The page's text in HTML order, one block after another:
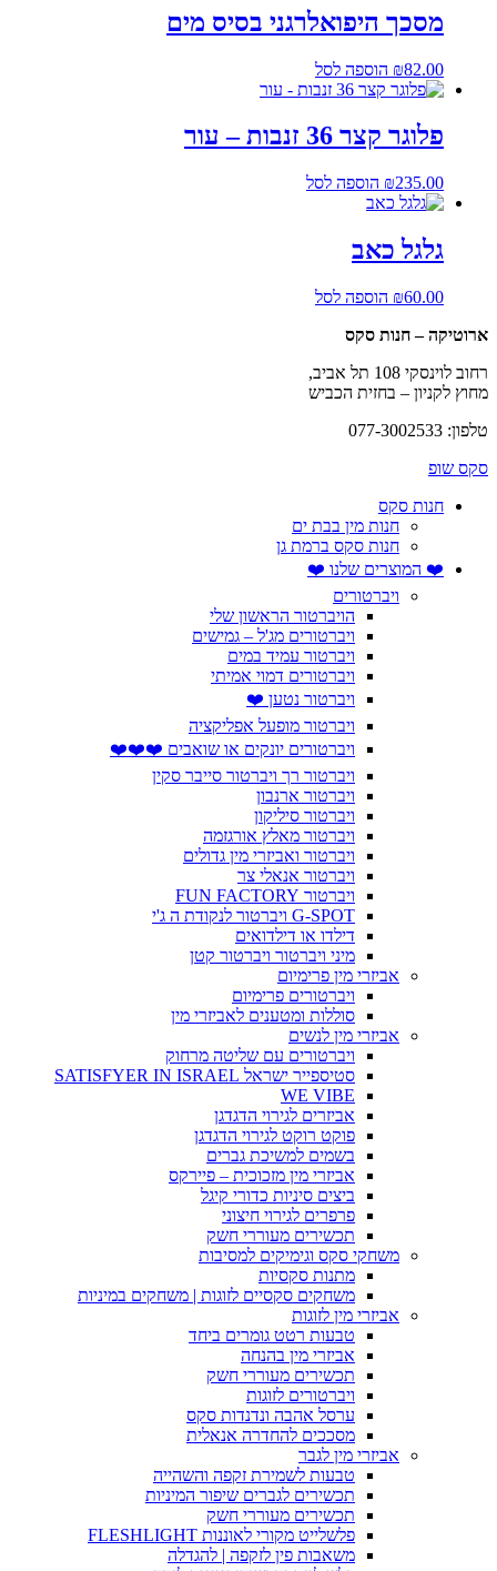
מסכך היפואלרגני בסיס מים
₪82.00 הוספה לסל
פלוגר קצר 36 זנבות – עור
₪235.00 הוספה לסל
גלגל כאב
₪60.00
הוספה לסל
ארוטיקה – חנות סקס
רחוב לוינסקי 108 תל אביב,
מחוץ לקניון – בחזית הכביש
טלפון: 077-3002533
סקס שופ
חנות סקס
חנות מין בבת ים
חנות סקס ברמת גן
❤️ המוצרים שלנו ❤️
ויברטורים
הויברטור הראשון שלי
ויברטורים מג'ל – גמישים
ויברטור עמיד במים
ויברטורים דמוי אמיתי
ויברטור נטען ❤️
ויברטור מופעל אפליקציה
ויברטורים יונקים או שואבים ❤️❤️❤️
ויברטור רך ויברטור סייבר סקין
ויברטור ארנבון
ויברטור סיליקון
ויברטור מאלץ אורגזמה
ויברטור ואביזרי מין גדולים
ויברטור אנאלי צר
ויברטור FUN FACTORY
G-SPOT ויברטור לנקודת ה ג'י
דילדו או דילדואים
מיני ויברטור ויברטור קטן
אביזרי מין פרימיום
ויברטורים פרימיום
סוללות ומטענים לאביזרי מין
אביזרי מין לנשים
ויברטורים עם שליטה מרחוק
סטיספייר ישראל SATISFYER IN ISRAEL
WE VIBE
אביזרים לגירוי הדגדגן
פוקט רוקט לגירוי הדגדגן
בשמים למשיכת גברים
אביזרי מין מזכוכית – פיירקס
ביצים סיניות כדורי קיגל
פרפרים לגירוי חיצוני
תכשירים מעוררי חשק
משחקי סקס וגימיקים למסיבות
מתנות סקסיות
משחקים סקסיים לזוגות | משחקים במיניות
אביזרי מין לזוגות
טבעות רטט גומרים ביחד
אביזרי מין בהנחה
תכשירים מעוררי חשק
ויברטורים לזוגות
ערסל אהבה ונדנדות סקס
מסככים להחדרה אנאלית
אביזרי מין לגבר
טבעות לשמירת זקפה והשהייה
תכשירים לגברים שיפור המיניות
תכשירים מעוררי חשק
פלשלייט מקורי לאוננות FLESHLIGHT
משאבות פין לזקפה | להגדלה